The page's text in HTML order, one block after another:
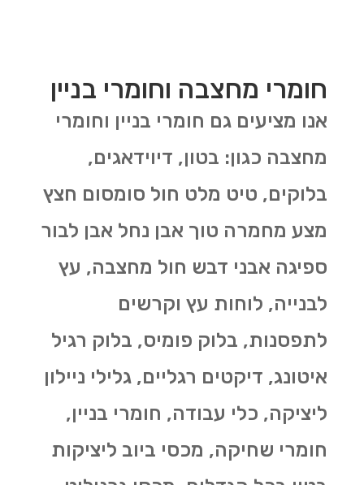
חומרי מחצבה וחומרי בניין
אנו מציעים גם חומרי בניין וחומרי
מחצבה כגון: בטון, דיוידאגים,
בלוקים, טיט מלט חול סומסום חצץ
מצע מחמרה טוך אבן נחל אבן לבור
ספיגה אבני דבש חול מחצבה, עץ
לבנייה, לוחות עץ וקרשים
לתפסנות, בלוק פומיס, בלוק רגיל
איטונג, דיקטים רגליים, גלילי ניילון
ליציקה, כלי עבודה, חומרי בניין,
חומרי שחיקה, מכסי ביוב ליציקות